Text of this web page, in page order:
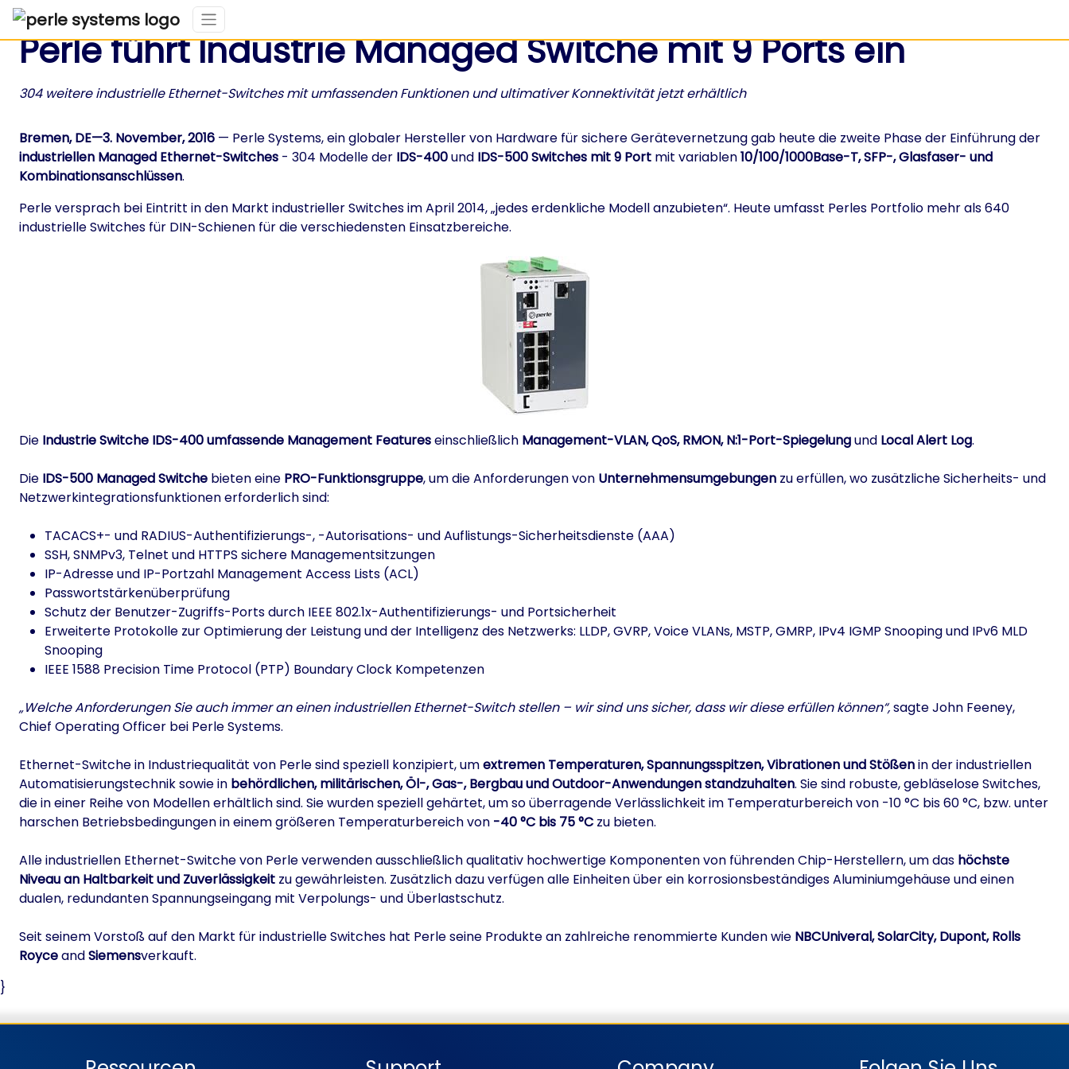
Perle führt Industrie Managed Switche mit 9 Ports ein
304 weitere industrielle Ethernet-Switches mit umfassenden Funktionen und ultimativer Konnektivität jetzt erhältlich
Bremen, DE—3. November, 2016 — Perle Systems, ein globaler Hersteller von Hardware für sichere Gerätevernetzung gab heute die zweite Phase der Einführung der
industriellen Managed Ethernet-Switches - 304 Modelle der IDS-400und IDS-500 Switches mit 9 Port mit variablen10/100/1000Base-T, SFP-, Glasfaser- und
Kombinationsanschlüssen.
Perle versprach bei Eintritt in den Markt industrieller Switches im April 2014, „jedes erdenkliche Modell anzubieten“. Heute umfasst Perles Portfolio mehr als 640
industrielle Switches für DIN-Schienen für die verschiedensten Einsatzbereiche.
Die Industrie Switche IDS-400umfassende Management Featureseinschließlich Management-VLAN, QoS, RMON, N:1-Port-Spiegelungund Local Alert Log.
Die IDS-500 Managed Switche bieten eine PRO-Funktionsgruppe, um die Anforderungen von Unternehmensumgebungen zu erfüllen, wo zusätzliche Sicherheits- und
Netzwerkintegrationsfunktionen erforderlich sind:
TACACS+- und RADIUS-Authentifizierungs-, -Autorisations- und Auflistungs-Sicherheitsdienste (AAA)
SSH, SNMPv3, Telnet und HTTPS sichere Managementsitzungen
IP-Adresse und IP-Portzahl Management Access Lists (ACL)
Passwortstärkenüberprüfung
Schutz der Benutzer-Zugriffs-Ports durch IEEE 802.1x-Authentifizierungs- und Portsicherheit
Erweiterte Protokolle zur Optimierung der Leistung und der Intelligenz des Netzwerks: LLDP, GVRP, Voice VLANs, MSTP, GMRP, IPv4 IGMP Snooping und IPv6 MLD
Snooping
IEEE 1588 Precision Time Protocol (PTP) Boundary Clock Kompetenzen
„Welche Anforderungen Sie auch immer an einen industriellen Ethernet-Switch stellen – wir sind uns sicher, dass wir diese erfüllen können“,sagte John Feeney,
Chief Operating Officer bei Perle Systems.
Ethernet-Switche in Industriequalität von Perle sind speziell konzipiert, umextremen Temperaturen, Spannungsspitzen, Vibrationen und Stößenin der industriellen
Automatisierungstechnik sowie in behördlichen, militärischen, Öl-, Gas-, Bergbau und Outdoor-Anwendungen standzuhalten. Sie sind robuste, gebläselose Switches,
die in einer Reihe von Modellen erhältlich sind. Sie wurden speziell gehärtet, um so überragende Verlässlichkeit im Temperaturbereich von -10 °C bis 60 °C, bzw. unter
harschen Betriebsbedingungen in einem größeren Temperaturbereich von -40 °C bis 75 °C zu bieten.
Alle industriellen Ethernet-Switche von Perle verwenden ausschließlich qualitativ hochwertige Komponenten von führenden Chip-Herstellern, um das höchste
Niveau an Haltbarkeit und Zuverlässigkeit zu gewährleisten. Zusätzlich dazu verfügen alle Einheiten über ein korrosionsbeständiges Aluminiumgehäuse und einen
dualen, redundanten Spannungseingang mit Verpolungs- und Überlastschutz.
Seit seinem Vorstoß auf den Markt für industrielle Switches hat Perle seine Produkte an zahlreiche renommierte Kunden wie NBCUniveral, SolarCity, Dupont, Rolls
RoyceandSiemensverkauft.
}